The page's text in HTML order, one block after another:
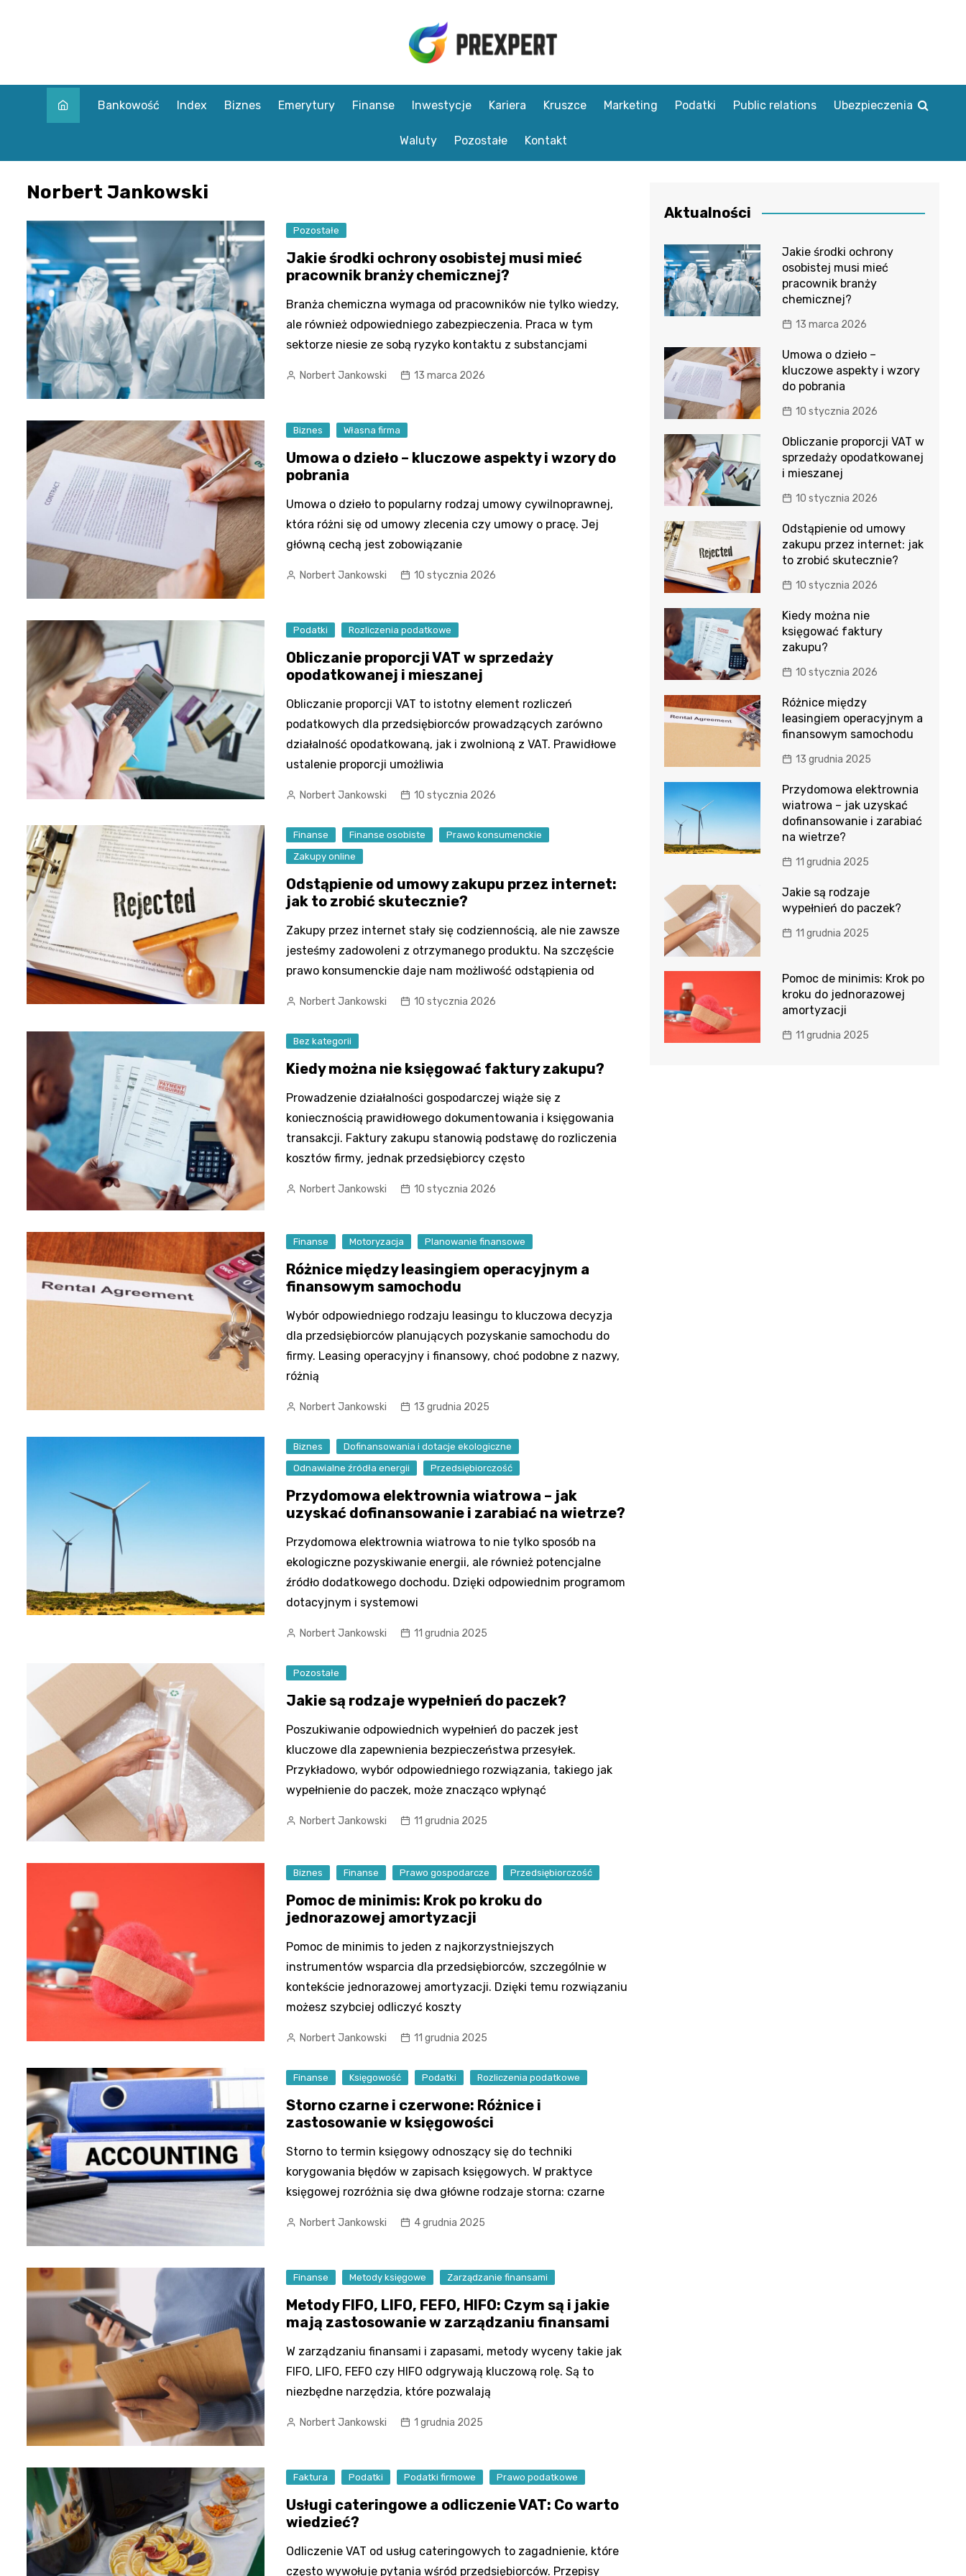
Bankowość Index Biznes Emerytury Finanse Inwestycje Kariera Kruszce Marketing Podatki Public relations Ubezpieczenia
Waluty Pozostałe Kontakt
Norbert Jankowski
Pozostałe
Jakie środki ochrony osobistej musi mieć
pracownik branży chemicznej?
Branża chemiczna wymaga od pracowników nie tylko wiedzy,
ale również odpowiedniego zabezpieczenia. Praca w tym
sektorze niesie ze sobą ryzyko kontaktu z substancjami
Norbert Jankowski 13 marca 2026
Biznes Własna firma
Umowa o dzieło – kluczowe aspekty i wzory do
pobrania
Umowa o dzieło to popularny rodzaj umowy cywilnoprawnej,
która różni się od umowy zlecenia czy umowy o pracę. Jej
główną cechą jest zobowiązanie
Norbert Jankowski 10 stycznia 2026
Podatki Rozliczenia podatkowe
Obliczanie proporcji VAT w sprzedaży
opodatkowanej i mieszanej
Obliczanie proporcji VAT to istotny element rozliczeń
podatkowych dla przedsiębiorców prowadzących zarówno
działalność opodatkowaną, jak i zwolnioną z VAT. Prawidłowe
ustalenie proporcji umożliwia
Norbert Jankowski 10 stycznia 2026
Finanse Finanse osobiste
Prawo konsumenckie
Zakupy online
Odstąpienie od umowy zakupu przez internet:
jak to zrobić skutecznie?
Zakupy przez internet stały się codziennością, ale nie zawsze
jesteśmy zadowoleni z otrzymanego produktu. Na szczęście
prawo konsumenckie daje nam możliwość odstąpienia od
Norbert Jankowski 10 stycznia 2026
Bez kategorii
Kiedy można nie księgować faktury zakupu?
Prowadzenie działalności gospodarczej wiąże się z
koniecznością prawidłowego dokumentowania i księgowania
transakcji. Faktury zakupu stanowią podstawę do rozliczenia
kosztów firmy, jednak przedsiębiorcy często
Norbert Jankowski 10 stycznia 2026
Finanse Motoryzacja Planowanie finansowe
Różnice między leasingiem operacyjnym a
finansowym samochodu
Wybór odpowiedniego rodzaju leasingu to kluczowa decyzja
dla przedsiębiorców planujących pozyskanie samochodu do
firmy. Leasing operacyjny i finansowy, choć podobne z nazwy,
różnią
Norbert Jankowski 13 grudnia 2025
Biznes
Dofinansowania i dotacje ekologiczne
Odnawialne źródła energii
Przedsiębiorczość
Przydomowa elektrownia wiatrowa – jak
uzyskać dofinansowanie i zarabiać na wietrze?
Przydomowa elektrownia wiatrowa to nie tylko sposób na
ekologiczne pozyskiwanie energii, ale również potencjalne
źródło dodatkowego dochodu. Dzięki odpowiednim programom
dotacyjnym i systemowi
Norbert Jankowski 11 grudnia 2025
Pozostałe
Jakie są rodzaje wypełnień do paczek?
Poszukiwanie odpowiednich wypełnień do paczek jest
kluczowe dla zapewnienia bezpieczeństwa przesyłek.
Przykładowo, wybór odpowiedniego rozwiązania, takiego jak
wypełnienie do paczek, może znacząco wpłynąć
Norbert Jankowski 11 grudnia 2025
Biznes Finanse Prawo gospodarcze Przedsiębiorczość
Pomoc de minimis: Krok po kroku do
jednorazowej amortyzacji
Pomoc de minimis to jeden z najkorzystniejszych
instrumentów wsparcia dla przedsiębiorców, szczególnie w
kontekście jednorazowej amortyzacji. Dzięki temu rozwiązaniu
możesz szybciej odliczyć koszty
Norbert Jankowski 11 grudnia 2025
Finanse Księgowość Podatki Rozliczenia podatkowe
Storno czarne i czerwone: Różnice i
zastosowanie w księgowości
Storno to termin księgowy odnoszący się do techniki
korygowania błędów w zapisach księgowych. W praktyce
księgowej rozróżnia się dwa główne rodzaje storna: czarne
Norbert Jankowski 4 grudnia 2025
Finanse Metody księgowe Zarządzanie finansami
Metody FIFO, LIFO, FEFO, HIFO: Czym są i jakie
mają zastosowanie w zarządzaniu finansami
W zarządzaniu finansami i zapasami, metody wyceny takie jak
FIFO, LIFO, FEFO czy HIFO odgrywają kluczową rolę. Są to
niezbędne narzędzia, które pozwalają
Norbert Jankowski 1 grudnia 2025
Faktura Podatki Podatki firmowe Prawo podatkowe
Usługi cateringowe a odliczenie VAT: Co warto
wiedzieć?
Odliczenie VAT od usług cateringowych to zagadnienie, które
często wywołuje pytania wśród przedsiębiorców. Przepisy
Aktualności
Jakie środki ochrony
osobistej musi mieć
pracownik branży
chemicznej?
13 marca 2026
Umowa o dzieło –
kluczowe aspekty i wzory
do pobrania
10 stycznia 2026
Obliczanie proporcji VAT w
sprzedaży opodatkowanej
i mieszanej
10 stycznia 2026
Odstąpienie od umowy
zakupu przez internet: jak
to zrobić skutecznie?
10 stycznia 2026
Kiedy można nie
księgować faktury
zakupu?
10 stycznia 2026
Różnice między
leasingiem operacyjnym a
finansowym samochodu
13 grudnia 2025
Przydomowa elektrownia
wiatrowa – jak uzyskać
dofinansowanie i zarabiać
na wietrze?
11 grudnia 2025
Jakie są rodzaje
wypełnień do paczek?
11 grudnia 2025
Pomoc de minimis: Krok po
kroku do jednorazowej
amortyzacji
11 grudnia 2025